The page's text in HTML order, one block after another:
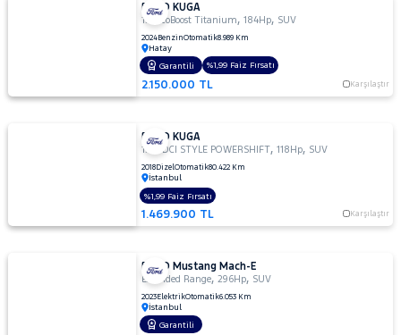
FORD KUGA
1.5 EcoBoost Titanium,184Hp, SUV
2024BenzinOtomatik8.989 Km
Hatay
2.150.000 TL Karşılaştır
Garantili %1,99 Faiz Fırsatı
FORD KUGA
1.5 TDCI STYLE POWERSHIFT,118Hp, SUV
2018DizelOtomatik80.422 Km
İstanbul
1.469.900 TL Karşılaştır
%1,99 Faiz Fırsatı
FORD Mustang Mach-E
Extended Range,296Hp, SUV
2023ElektrikOtomatik6.053 Km
İstanbul
Garantili